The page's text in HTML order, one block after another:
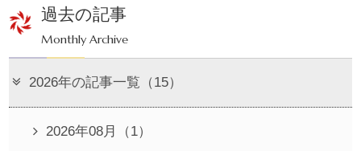
過去の記事
Monthly Archive
2026年の記事一覧（15）
2026年08月（1）